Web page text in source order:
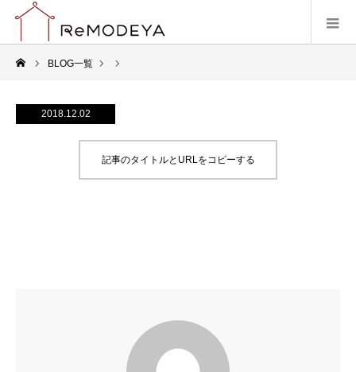
BLOG一覧
2018.12.02
記事のタイトルとURLをコピーする